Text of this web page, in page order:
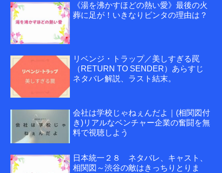
《湯を沸かすほどの熱い愛》最後の火
葬に足が！いきなりビンタの理由は？
リベンジ・トラップ／美しすぎる罠
（RETURN TO SENDER）あらすじ
ネタバレ解説、ラスト結末。
会社は学校じゃねぇんだよ｜(相関図付
き)リアルなベンチャー企業の奮闘を無
料で視聴しよう
日本統一２８ ネタバレ、キャスト、
相関図～渋谷の敵はきっちりとりま